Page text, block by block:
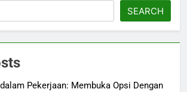
SEARCH
Pekerjaan: Membuka Opsi Dengan